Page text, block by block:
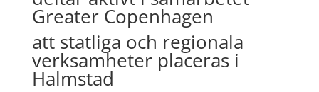
Greater Copenhagen
att statliga och regionala
verksamheter placeras i
Halmstad